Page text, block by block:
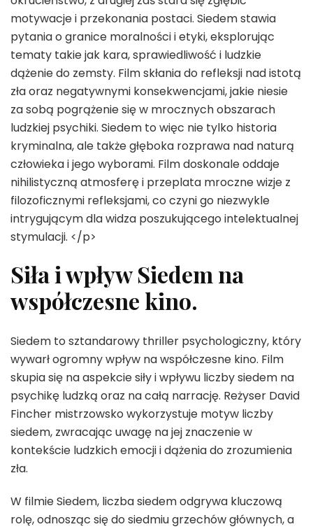
motywacje i przekonania postaci. Siedem stawia
pytania o granice moralności i etyki, eksplorując
tematy takie jak kara, sprawiedliwość i ludzkie
dążenie do zemsty. Film skłania do refleksji nad istotą
zła oraz negatywnymi konsekwencjami, jakie niesie
za sobą pogrążenie się w mrocznych obszarach
ludzkiej psychiki. Siedem to więc nie tylko historia
kryminalna, ale także głęboka rozprawa nad naturą
człowieka i jego wyborami. Film doskonale oddaje
nihilistyczną atmosferę i przeplata mroczne wizje z
filozoficznymi refleksjami, co czyni go niezwykle
intrygującym dla widza poszukującego intelektualnej
stymulacji. </p>
Siła i wpływ Siedem na
współczesne kino.
Siedem to sztandarowy thriller psychologiczny, który
wywarł ogromny wpływ na współczesne kino. Film
skupia się na aspekcie siły i wpływu liczby siedem na
psychikę ludzką oraz na całą narrację. Reżyser David
Fincher mistrzowsko wykorzystuje motyw liczby
siedem, zwracając uwagę na jej znaczenie w
kontekście ludzkich emocji i dążenia do zrozumienia
zła.
W filmie Siedem, liczba siedem odgrywa kluczową
rolę, odnosząc się do siedmiu grzechów głównych, a